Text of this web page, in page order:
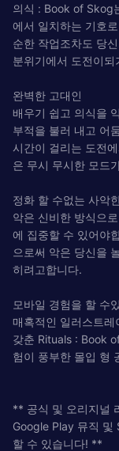
의식 : Book of Skog
에서 일치하는 기호
순한 작업조차도 당
분위기에서 도전이
완벽한 고대인
배우기 쉽고 의식을
부적을 불러 내고 어
시간이 걸리는 도전
은 무시 무시한 모드
정화 할 수없는 사악
악은 신비한 방식으
에 집중할 수 있어야
으로써 악은 당신을
히려고합니다.
모바일 경험을 할 수
매혹적인 일러스트
갖춘 Rituals : Book
험이 풍부한 몰입 형
** 공식 및 오리지널
Google Play 뮤직 및
할 수 있습니다! **